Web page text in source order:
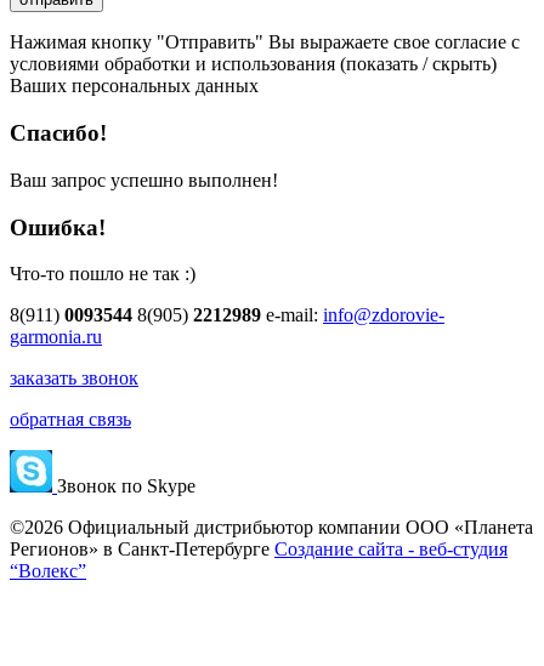
Нажимая кнопку "Отправить" Вы выражаете свое согласие с
условиями обработки и использования (показать / скрыть)
Ваших персональных данных
Спасибо!
Ваш запрос успешно выполнен!
Ошибка!
Что-то пошло не так :)
8(911) 0093544 8(905) 2212989 e-mail: info@zdorovie-
garmonia.ru
заказать звонок
обратная связь
Звонок по Skype
©2026 Официальный дистрибьютор компании ООО «Планета
Регионов» в Санкт-Петербурге Создание сайта - веб-студия
“Волекс”